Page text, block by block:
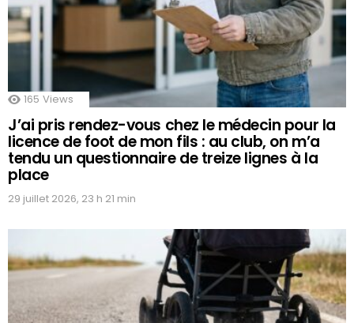
165 Views
J’ai pris rendez-vous chez le médecin pour la
licence de foot de mon fils : au club, on m’a
tendu un questionnaire de treize lignes à la
place
29 juillet 2026, 23 h 21 min